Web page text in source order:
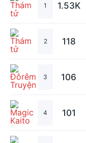
1 1.53K
2 118
3 106
4 101